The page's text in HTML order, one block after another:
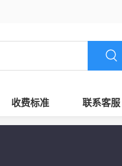
收费标准 联系客服